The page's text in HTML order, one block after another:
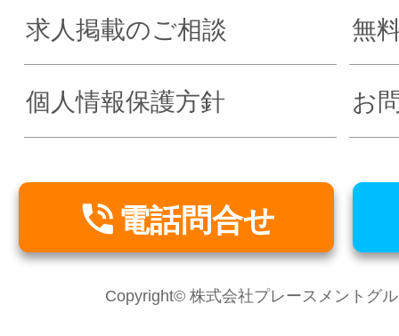
求人掲載のご相談 無
個人情報保護方針 お
 電話問合せ
Copyright© 株式会社プレースメントグ